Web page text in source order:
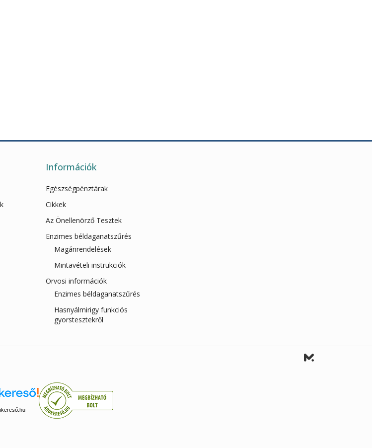
Információk
Egészségpénztárak
Cikkek
Az Önellenörző Tesztek
Enzimes béldaganatszűrés
Magánrendelések
Mintavételi instrukciók
Orvosi információk
Enzimes béldaganatszűrés
Hasnyálmirigy funkciós
gyorstesztekről